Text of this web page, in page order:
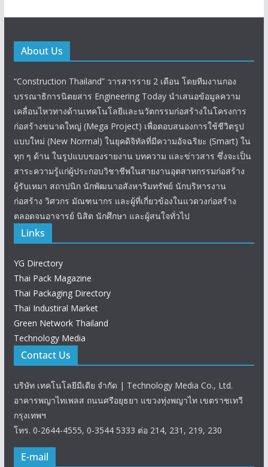
About Us
“Construction Thailand” วารสารราย 2 เดือน โดยทีมงานกอง
บรรณาธิการนิตยสาร Engineering Today นำเสนอข้อมูลความ
เคลื่อนไหวทางด้านเทคโนโลยีและนวัตกรรมก่อสร้างในโครงการ
ก่อสร้างขนาดใหญ่ (Mega Project) เพื่อตอบสนองการใช้ชีวิตรูป
แบบใหม่ (New Normal) ในยุคดิจิทัลที่มีความอัจฉริยะ (Smart) ใน
ทุก ๆ ด้าน ในรูปแบบของรายงาน บทความ และข่าวสาร ซึ่งจะเป็น
สาระความรู้แก่ผู้ประกอบวิชาชีพในสายงานอุตสาหกรรมก่อสร้าง
ผู้รับเหมา สถาปนิก นักพัฒนาอสังหาริมทรัพย์ นักบริหารงาน
ก่อสร้าง วิศวกร มัณฑนากร และผู้ที่เกี่ยวข้องในแวดวงก่อสร้าง
ตลอดจนอาจารย์ นิสิต นักศึกษา และผู้สนใจทั่วไป
Links
YG Directory
Thai Pack Magazine
Thai Packaging Directory
Thai Industiral Market
Green Network Thailand
Technology Media
Contact Us
บริษัท เทคโนโลยีมีเดีย จำกัด | Technology Media Co., Ltd.
อาคารพญาไทเพลส ถนนศรีอยุธยา แขวงทุ่งพญาไท เขตราชเทวี
กรุงเทพฯ
โทร. 0-2644-4555, 0-3544 5333 ต่อ 214, 231, 219, 230
E-mail